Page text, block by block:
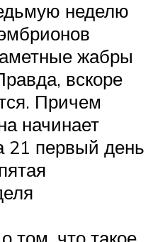
неделю
жабры
вскоре
Причем
начинает
21 первый день